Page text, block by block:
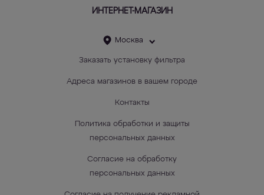
ИНТЕРНЕТ-МАГАЗИН
Москва
Заказать установку фильтра
Адреса магазинов в вашем городе
Контакты
Политика обработки и защиты
персональных данных
Согласие на обработку
персональных данных